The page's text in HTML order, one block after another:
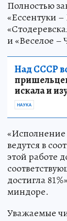
Полностью
«Ессентуки
и «Веселое –
Над СССР
искала и
НАУКА
«Исполнение
ведутся в
этой работе
достигла
миндоре.
Уважаемые